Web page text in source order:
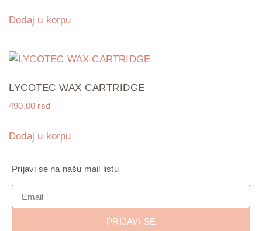
Dodaj u korpu
LYCOTEC WAX CARTRIDGE
490.00 rsd
Dodaj u korpu
Prijavi se na našu mail listu
PRIJAVI SE